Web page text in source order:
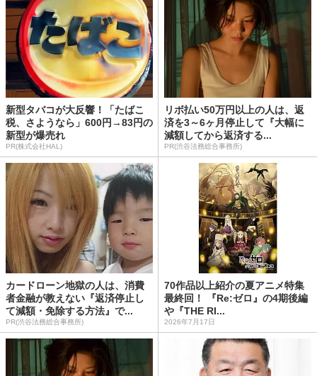
新型タバコが大反響！「たばこ
税、さようなら」600円→83円の
新型が爆売れ
PR(株式会社HAL)
リボ払い50万円以上の人は、返
済を3～6ヶ月停止して『大幅に
減額してから返済する...
PR(渋谷法務総合事務所)
カードローン地獄の人は、消費
者金融が教えない『返済停止し
て減額・免除する方法』で...
PR(渋谷法務総合事務所)
70作品以上紹介の夏アニメ特集
最終回！ 『Re:ゼロ』の4期後編
や『THE RI...
2026年7月17日